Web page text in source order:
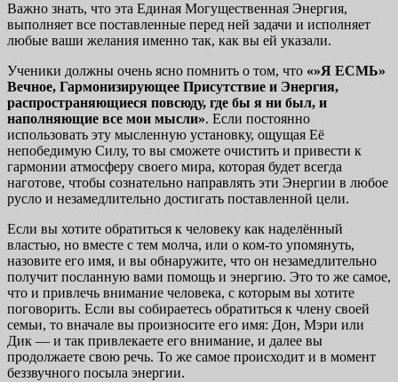
Важно знать, что эта Единая Могущественная Энергия,
выполняет все поставленные перед ней задачи и исполняет
любые ваши желания именно так, как вы ей указали.
Ученики должны очень ясно помнить о том, что «»Я ЕСМЬ»
Вечное, Гармонизирующее Присутствие и Энергия,
распространяющиеся повсюду, где бы я ни был, и
наполняющие все мои мысли». Если постоянно
использовать эту мысленную установку, ощущая Её
непобедимую Силу, то вы сможете очистить и привести к
гармонии атмосферу своего мира, которая будет всегда
наготове, чтобы сознательно направлять эти Энергии в любое
русло и незамедлительно достигать поставленной цели.
Если вы хотите обратиться к человеку как наделённый
властью, но вместе с тем молча, или о ком-то упомянуть,
назовите его имя, и вы обнаружите, что он незамедлительно
получит посланную вами помощь и энергию. Это то же самое,
что и привлечь внимание человека, с которым вы хотите
поговорить. Если вы собираетесь обратиться к члену своей
семьи, то вначале вы произносите его имя: Дон, Мэри или
Дик — и так привлекаете его внимание, и далее вы
продолжаете свою речь. То же самое происходит и в момент
беззвучного посыла энергии.